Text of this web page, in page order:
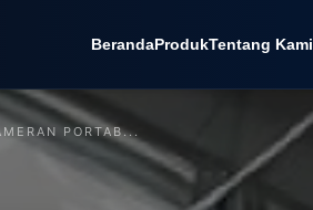
BerandaProdukTentang Kami
PORTAB...